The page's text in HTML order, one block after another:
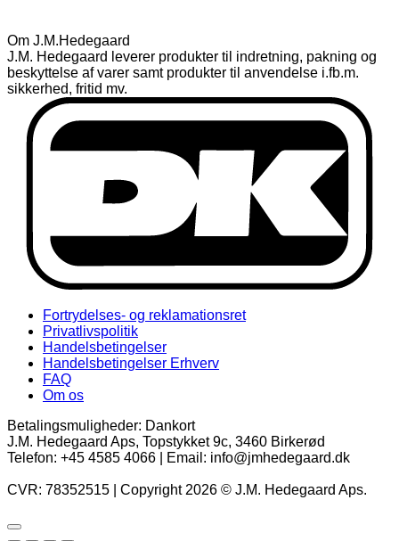
Om J.M.Hedegaard
J.M. Hedegaard leverer produkter til indretning, pakning og
beskyttelse af varer samt produkter til anvendelse i.fb.m.
sikkerhed, fritid mv.
Fortrydelses- og reklamationsret
Privatlivspolitik
Handelsbetingelser
Handelsbetingelser Erhverv
FAQ
Om os
Betalingsmuligheder: Dankort
J.M. Hedegaard Aps, Topstykket 9c, 3460 Birkerød
Telefon: +45 4585 4066 | Email: info@jmhedegaard.dk
CVR: 78352515 | Copyright 2026 © J.M. Hedegaard Aps.